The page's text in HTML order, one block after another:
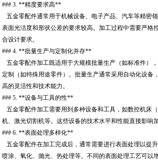
### 3. **精度要求高**
五金零配件通常用于机械设备、电子产品、汽车等精密领
表面光洁度和形状公差的要求较高。加工过程中需要严格
合设计要求。
### 4. **批量生产与定制化并存**
五金零配件加工既适用于大规模批量生产（如标准件）
定制（如特殊用途零件）。批量生产通常采用自动化设备
高的灵活性和技术能力。
### 5. **设备与工具的性**
五金零配件加工需要用到多种设备和工具，如数控机床
机、激光切割机等。这些设备的技术水平和性能直接影响
### 6. **表面处理多样化**
五金零配件在加工完成后，通常需要进行表面处理以提升
喷涂、氧化、抛光、热处理等。不同的表面处理工艺可以